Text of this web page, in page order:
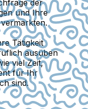
der
und Ihre
Tätigkeit
ausüben
viel Zeit,
für Ihr
sind.